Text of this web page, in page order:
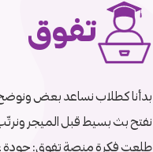
تفوق
بدأنا كطلاب نساعد بعض ونوضح
نفتح بث بسيط قبل الميجر ونرتّب
طلعت فكرة منصة تفوق: جودة